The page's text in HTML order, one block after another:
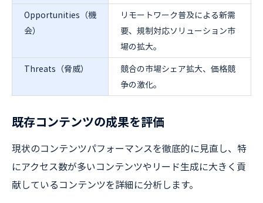
Opportunities（機
会）
リモートワーク普及による新需
要、規制対応ソリューション市
場の拡大。
Threats（脅威）
競合の市場シェア拡大、価格競
争の激化。
既存コンテンツの成果を評価
現状のコンテンツパフォーマンスを徹底的に見直し、特
にアクセス数が多いコンテンツやリード生成に大きく貢
献しているコンテンツを詳細に分析します。